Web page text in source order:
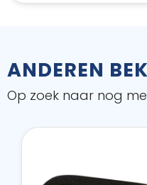
ANDEREN
Op zoek naar nog